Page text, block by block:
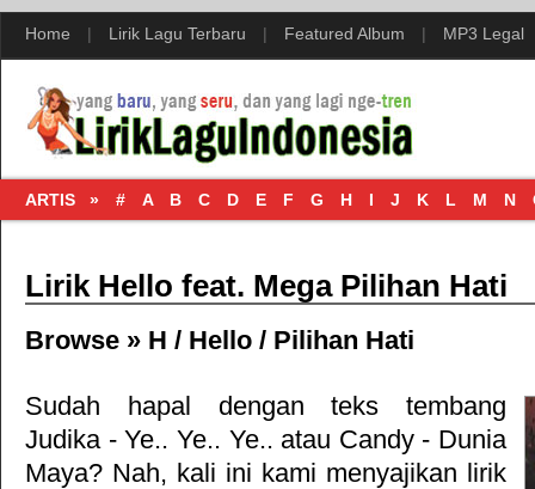
Home | Lirik Lagu Terbaru | Featured Album | MP3 Legal
ARTIS » # A B C D E F G H I J K L M N
Lirik Hello feat. Mega Pilihan Hati
Browse » H / Hello / Pilihan Hati
Sudah hapal dengan teks tembang
Judika - Ye.. Ye.. Ye.. atau Candy - Dunia
Maya? Nah, kali ini kami menyajikan lirik